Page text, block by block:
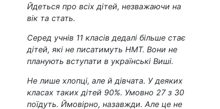
Йдеться про всіх дітей, незважаючи на
вік та стать.
Серед учнів 11 класів дедалі більше стає
дітей, які не писатимуть НМТ. Вони не
планують вступати в українські Виші.
Не лише хлопці, але й дівчата. У деяких
класах таких дітей 90%. Умовно 27 з 30
поїдуть. Ймовірно, назавжди. Але це не